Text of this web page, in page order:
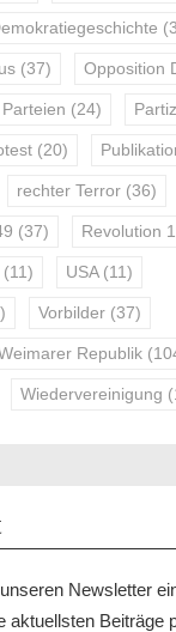
(37) Opposition
Parteien (24)
(20)
rechter Terror (36)
(37) Revolution
(11) USA(11)
Vorbilder (37)
Republik
Wiedervereinigung
Newsletter
aktuellsten Beiträge